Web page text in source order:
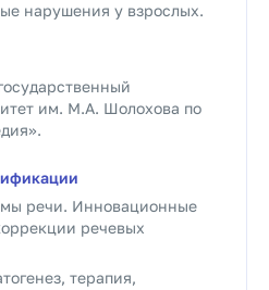
нарушения у взрослых.
им. М.А. Шолохова по
речи. Инновационные
речевых
терапия,